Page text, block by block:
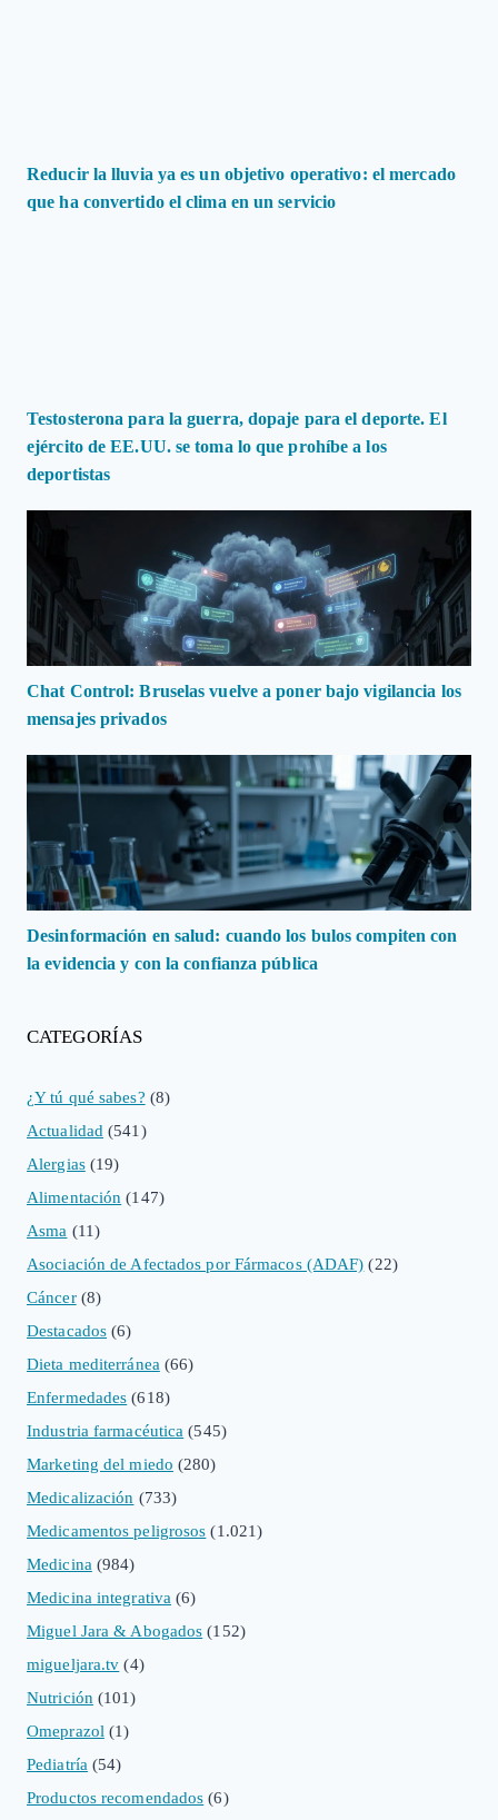
Reducir la lluvia ya es un objetivo operativo: el mercado
que ha convertido el clima en un servicio
Testosterona para la guerra, dopaje para el deporte. El
ejército de EE.UU. se toma lo que prohíbe a los
deportistas
Chat Control: Bruselas vuelve a poner bajo vigilancia los
mensajes privados
Desinformación en salud: cuando los bulos compiten con
la evidencia y con la confianza pública
CATEGORÍAS
¿Y tú qué sabes? (8)
Actualidad (541)
Alergias(19)
Alimentación (147)
Asma (11)
Asociación de Afectados por Fármacos (ADAF) (22)
Cáncer(8)
Destacados (6)
Dieta mediterránea (66)
Enfermedades (618)
Industria farmacéutica (545)
Marketing del miedo (280)
Medicalización (733)
Medicamentos peligrosos (1.021)
Medicina (984)
Medicina integrativa (6)
Miguel Jara & Abogados (152)
migueljara.tv (4)
Nutrición (101)
Omeprazol (1)
Pediatría (54)
Productos recomendados (6)